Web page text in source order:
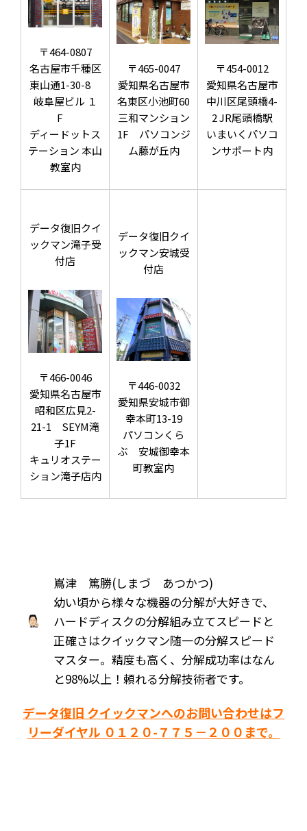
〒464-0807
名古屋市千種区
東山通1-30-8
岐阜屋ビル １
F
ディードットス
テーション 本山
教室内
〒465-0047
愛知県名古屋市
名東区小池町60
三和マンション
1F パソコンジ
ム藤が丘内
〒454-0012
愛知県名古屋市
中川区尾頭橋4-
2 JR尾頭橋駅
いまいくパソコ
ンサポート内
データ復旧クイ
ックマン滝子受
付店
〒466-0046
愛知県名古屋市
昭和区広見2-
21-1 SEYM滝
子1F
キュリオステー
ション滝子店内
データ復旧クイ
ックマン安城受
付店
〒446-0032
愛知県安城市御
幸本町13-19
パソコンくら
ぶ 安城御幸本
町教室内
嶌津 篤勝(しまづ あつかつ)
幼い頃から様々な機器の分解が大好きで、
ハードディスクの分解組み立てスピードと
正確さはクイックマン随一の分解スピード
マスター。精度も高く、分解成功率はなん
と98%以上！頼れる分解技術者です。
データ復旧 クイックマンへのお問い合わせはフ
リーダイヤル ０１２０-７７５－２００まで。